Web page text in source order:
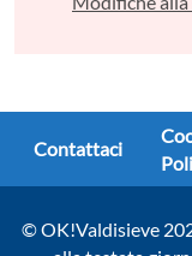
Contattaci
© OK!Valdisieve